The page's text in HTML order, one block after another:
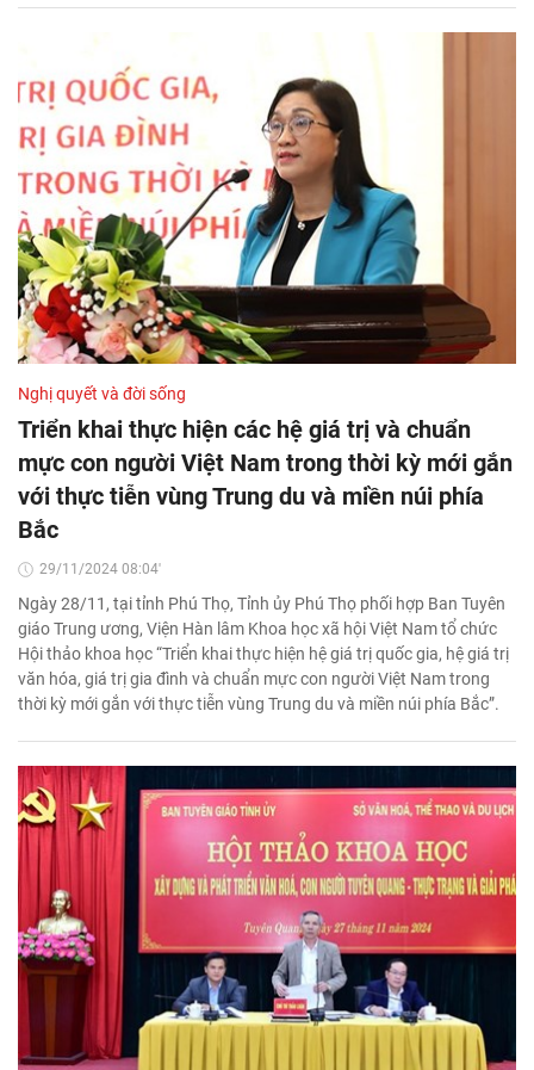
Nghị quyết và đời sống
Triển khai thực hiện các hệ giá trị và chuẩn
mực con người Việt Nam trong thời kỳ mới gắn
với thực tiễn vùng Trung du và miền núi phía
Bắc
29/11/2024 08:04'
Ngày 28/11, tại tỉnh Phú Thọ, Tỉnh ủy Phú Thọ phối hợp Ban Tuyên
giáo Trung ương, Viện Hàn lâm Khoa học xã hội Việt Nam tổ chức
Hội thảo khoa học “Triển khai thực hiện hệ giá trị quốc gia, hệ giá trị
văn hóa, giá trị gia đình và chuẩn mực con người Việt Nam trong
thời kỳ mới gắn với thực tiễn vùng Trung du và miền núi phía Bắc”.